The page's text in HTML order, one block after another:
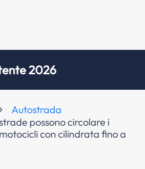
2026
Autostrada
possono circolare i
con cilindrata fino a